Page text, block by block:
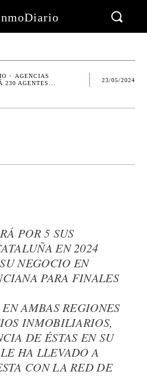
AGENCIAS
230 AGENTES...
23/05/2024
POR 5 SUS
EN 2024
NEGOCIO EN
PARA FINALES
AMBAS REGIONES
INMOBILIARIOS,
DE ÉSTAS EN SU
HA LLEVADO A
CON LA RED DE